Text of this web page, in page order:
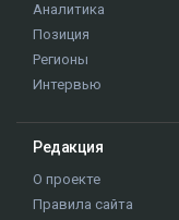
Аналитика
Позиция
Регионы
Интервью
Редакция
О проекте
Правила сайта